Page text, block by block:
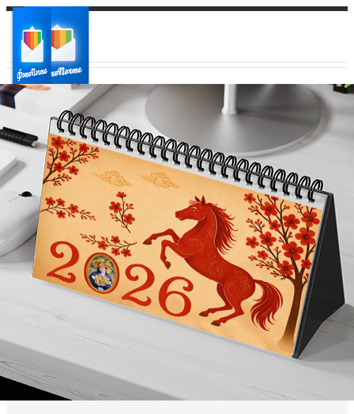
Ваш город:
Ваш регион доставки
Выберите из списка: